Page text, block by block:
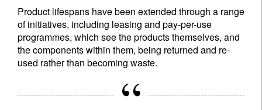
Product lifespans have been extended through a range
of initiatives, including leasing and pay-per-use
programmes, which see the products themselves, and
the components within them, being returned and re-
used rather than becoming waste.
Email